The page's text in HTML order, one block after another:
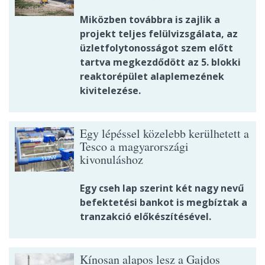
Miközben továbbra is zajlik a
projekt teljes felülvizsgálata, az
üzletfolytonosságot szem előtt
tartva megkezdődött az 5. blokki
reaktorépület alaplemezének
kivitelezése.
Egy lépéssel közelebb kerülhetett a
Tesco a magyarországi
kivonuláshoz
Egy cseh lap szerint két nagy nevű
befektetési bankot is megbíztak a
tranzakció előkészítésével.
Kínosan alapos lesz a Gajdos